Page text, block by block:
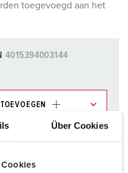
Über Cookies
toegevoegd aan het
4015394003144
lijsten beheren.